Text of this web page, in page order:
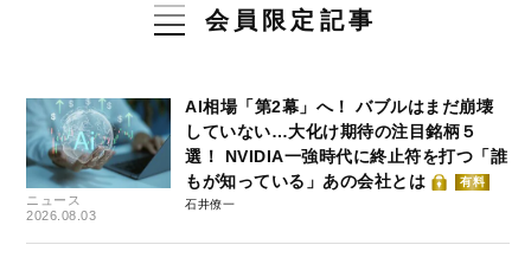
会員限定記事
ニュース
2026.08.03
AI相場「第2幕」へ！ バブルはまだ崩壊
していない…大化け期待の注目銘柄５
選！ NVIDIA一強時代に終止符を打つ「誰
もが知っている」あの会社とは
有料
石井僚一